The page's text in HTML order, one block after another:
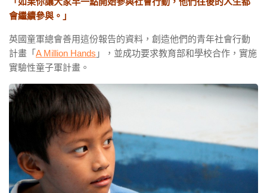
會繼續參與。」
英國童軍總會善用這份報告的資料，創造他們的青年社會行動
計畫「 A Million Hands 」，並成功要求教育部和學校合作，實施
實驗性童子軍計畫。